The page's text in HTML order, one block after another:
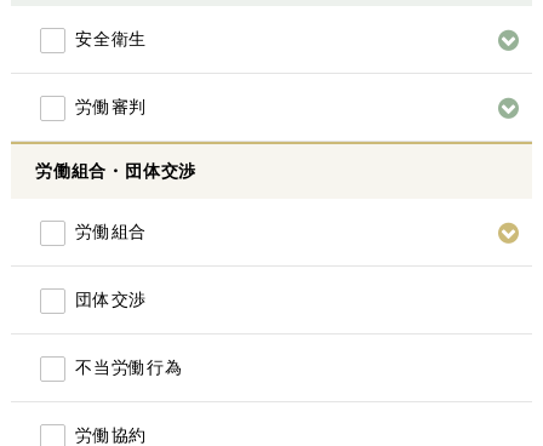
安全衛生
労働審判
労働組合・団体交渉
労働組合
団体交渉
不当労働行為
労働協約